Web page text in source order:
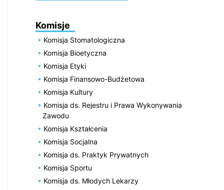
Komisje
Komisja Stomatologiczna
Komisja Bioetyczna
Komisja Etyki
Komisja Finansowo-Budżetowa
Komisja Kultury
Komisja ds. Rejestru i Prawa Wykonywania
Zawodu
Komisja Kształcenia
Komisja Socjalna
Komisja ds. Praktyk Prywatnych
Komisja Sportu
Komisja ds. Młodych Lekarzy